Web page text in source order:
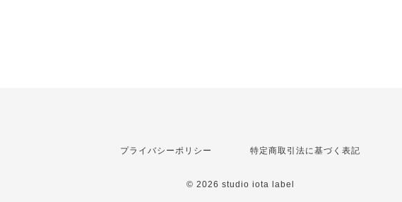
プライバシーポリシー 特定商取引法に基づく表記
© 2026 studio iota label